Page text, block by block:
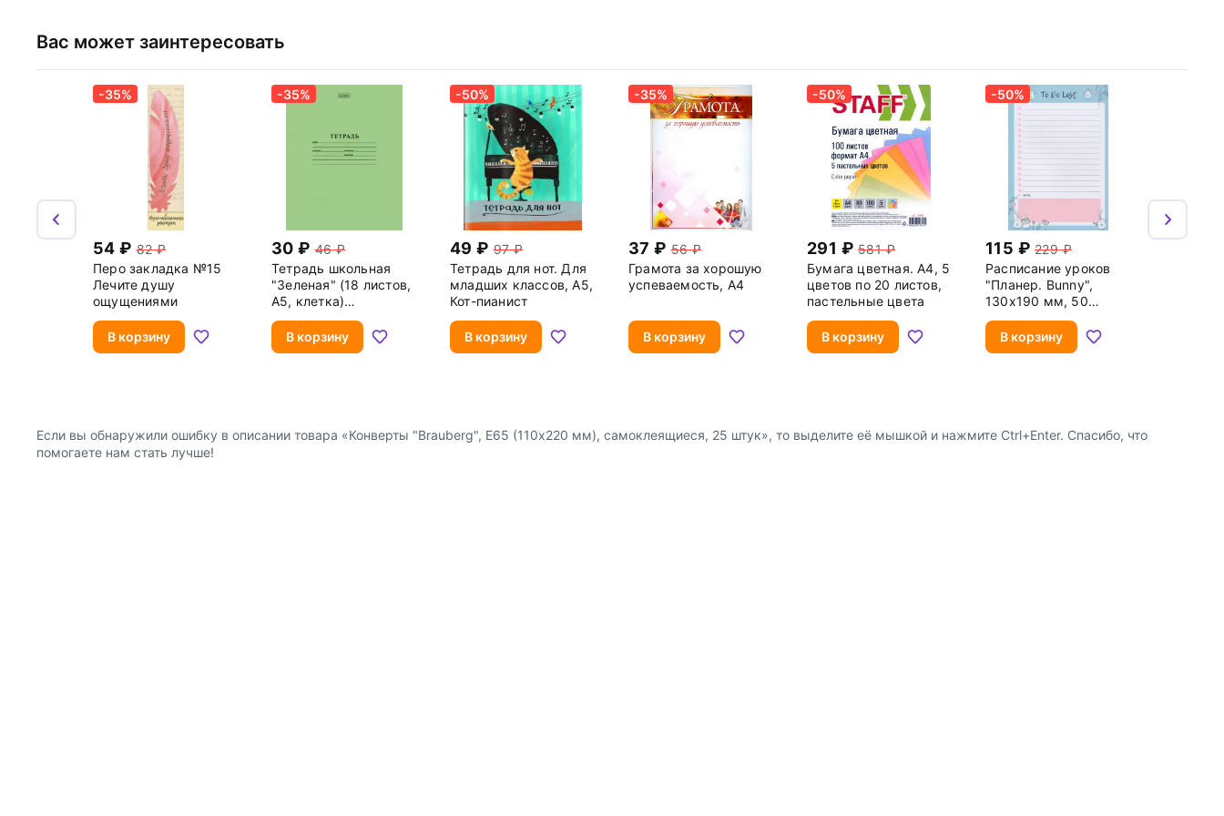
Вас может заинтересовать
-35%
54
82
Перо закладка №15
Лечите душу
ощущениями
В корзину
-35%
30
46
Тетрадь школьная
"Зеленая" (18 листов,
А5, клетка)
(18Т5С1_05112)
В корзину
-50%
49
97
Тетрадь для нот. Для
младших классов, А5,
Кот-пианист
В корзину
-35%
37
56
Грамота за хорошую
успеваемость, А4
В корзину
-50%
291
581
Бумага цветная. А4, 5
цветов по 20 листов,
пастельные цвета
В корзину
-50%
115
229
Расписание уроков
"Планер. Bunny",
130x190 мм, 50
листов
В корзину
Если вы обнаружили ошибку в описании товара «Конверты "Brauberg", Е65 (110х220 мм), самоклеящиеся, 25 штук», то выделите её мышкой и нажмите Ctrl+Enter. Спасибо, что
помогаете нам стать лучше!